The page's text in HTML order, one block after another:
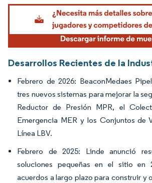
Imagen © Mordor Intelligence. El uso requiere
Desarrollos Recientes de la
Febrero de 2026: BeaconMedaes
tres nuevos sistemas para mejorar la
Reductor de Presión MPR, el
Emergencia MER y los Conjuntos de
Línea LBV.
Febrero de 2025: Linde anunció
soluciones pequeñas en el sitio en
acuerdos a largo plazo para construir y